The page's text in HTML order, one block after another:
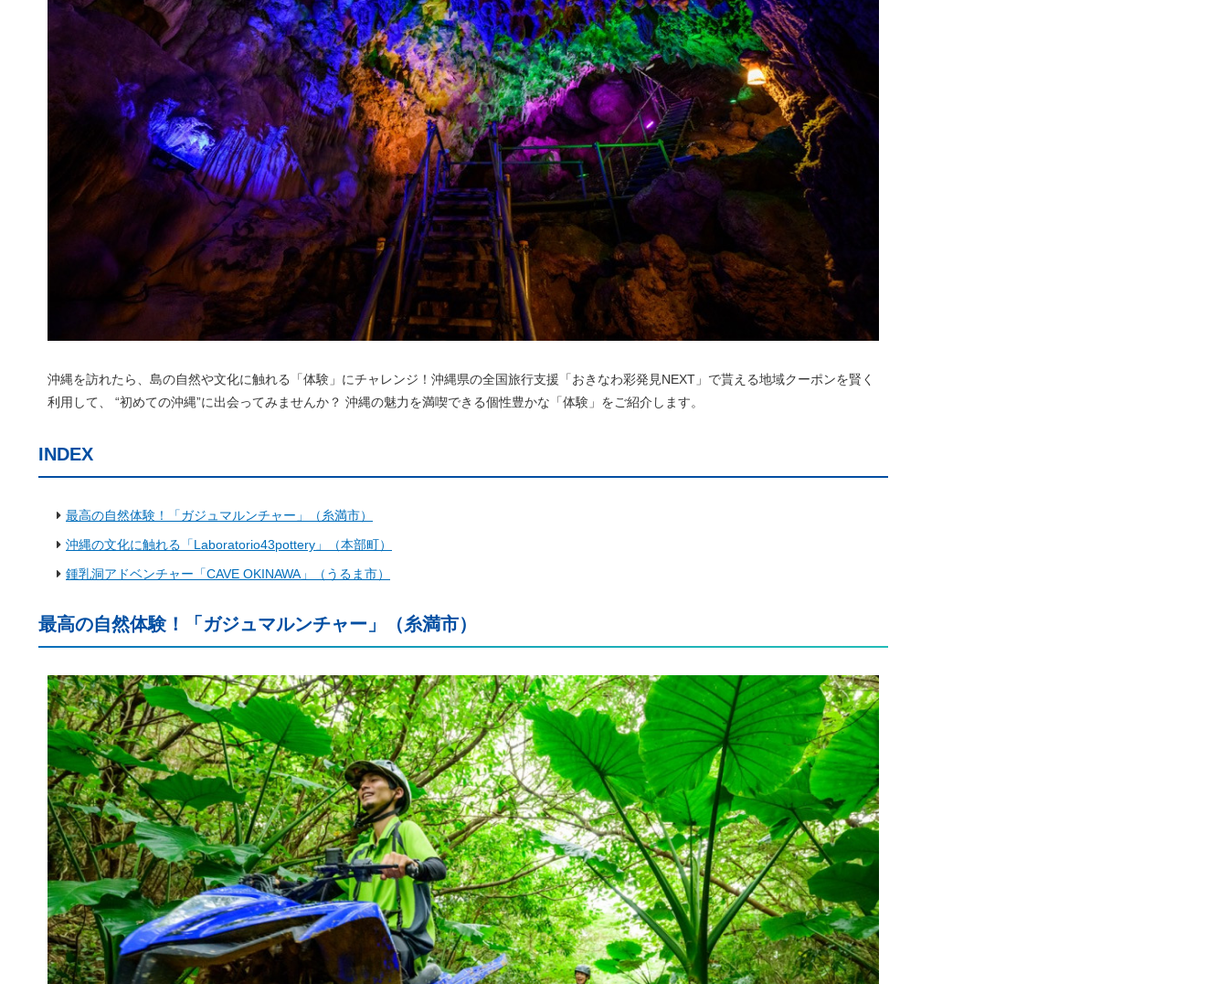
沖縄を訪れたら、島の自然や文化に触れる「体験」にチャレンジ！沖縄県の全国旅行支援「おきなわ彩発見NEXT」で貰える地域クーポンを賢く
利用して、 “初めての沖縄”に出会ってみませんか？ 沖縄の魅力を満喫できる個性豊かな「体験」をご紹介します。
INDEX
最高の自然体験！「ガジュマルンチャー」（糸満市）
沖縄の文化に触れる「Laboratorio43pottery」（本部町）
鍾乳洞アドベンチャー「CAVE OKINAWA」（うるま市）
最高の自然体験！「ガジュマルンチャー」（糸満市）